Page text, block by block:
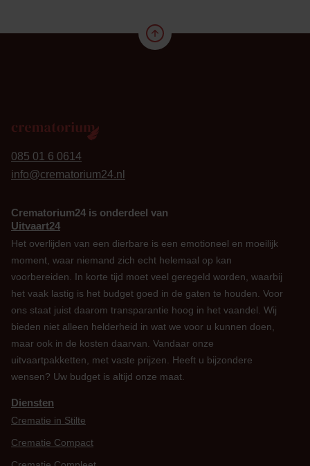
085 01 6 0614
info@crematorium24.nl
Crematorium24 is onderdeel van
Uitvaart24
Het overlijden van een dierbare is een emotioneel en moeilijk
moment, waar niemand zich echt helemaal op kan
voorbereiden. In korte tijd moet veel geregeld worden, waarbij
het vaak lastig is het budget goed in de gaten te houden. Voor
ons staat juist daarom transparantie hoog in het vaandel. Wij
bieden niet alleen helderheid in wat we voor u kunnen doen,
maar ook in de kosten daarvan. Vandaar onze
uitvaartpakketten, met vaste prijzen. Heeft u bijzondere
wensen? Uw budget is altijd onze maat.
Diensten
Crematie in Stilte
Crematie Compact